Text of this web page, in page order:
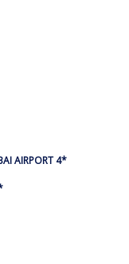
AIRPORT 4*